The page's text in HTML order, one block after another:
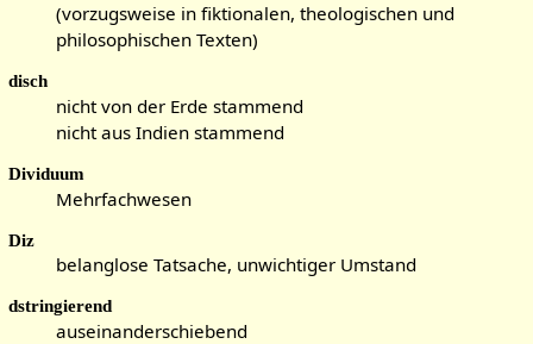
(vorzugsweise in fiktionalen, theologischen und
philosophischen Texten)
disch
nicht von der Erde stammend
nicht aus Indien stammend
Dividuum
Mehrfachwesen
Diz
belanglose Tatsache, unwichtiger Umstand
dstringierend
auseinanderschiebend